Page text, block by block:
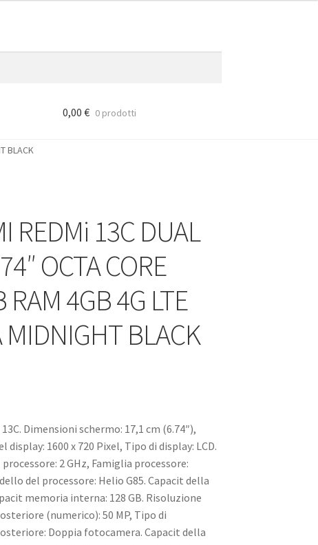
0,00 € 0 prodotti
BLACK
REDMi 13C DUAL
OCTA CORE
RAM 4GB 4G LTE
MIDNIGHT BLACK
Dimensioni schermo: 17,1 cm (6.74″),
display: 1600 x 720 Pixel, Tipo di display: LCD.
2 GHz, Famiglia processore:
del processore: Helio G85. Capacit della
memoria interna: 128 GB. Risoluzione
(numerico): 50 MP, Tipo di
Doppia fotocamera. Capacit della